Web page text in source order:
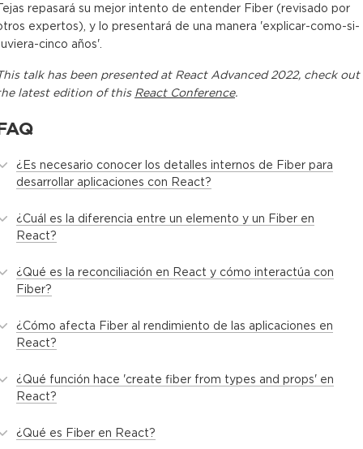
repasará su mejor intento de entender Fiber (revisado por
expertos), y lo presentará de una manera 'explicar-como-si-
cinco años'.
talkhas been presented at React Advanced 2022, check out
latest edition of this React Conference.
¿Es necesario conocer los detalles internos de Fiber para
desarrollar aplicaciones con React?
¿Cuál es la diferencia entre un elemento y un Fiber en
React?
¿Qué es la reconciliación en React y cómo interactúa con
Fiber?
¿Cómo afecta Fiber al rendimiento de las aplicaciones en
React?
¿Qué función hace 'create fiber from types and props' en
React?
¿Qué es Fiber en React?